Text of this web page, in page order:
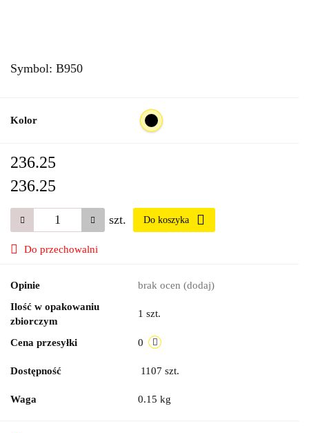
Symbol: B950
Kolor
236.25
236.25
szt. Do koszyka
Do przechowalni
Opinie brak ocen (dodaj)
Ilość w opakowaniu
zbiorczym
1 szt.
Cena przesyłki 0
Dostępność 1107 szt.
Waga 0.15 kg